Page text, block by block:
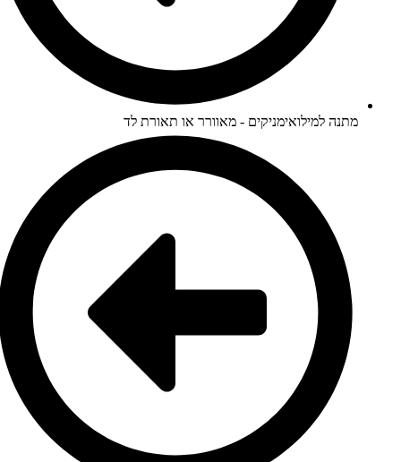
מתנה למילואימניקים - מאוורר או תאורת לד